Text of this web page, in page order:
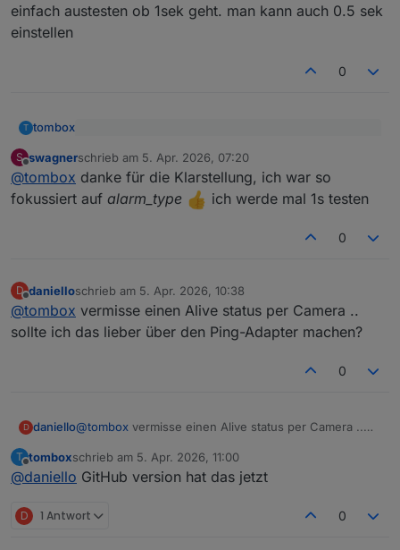
Welcher Wert ist die geringste Polltime ?
einfach austesten ob 1sek geht. man kann auch 0.5 sek
einstellen
0
T tombox
alarmInfo -> alarm_type
is die konfiguration des sirenen types deiner Kamera
hat nichts mit event alarm_typ zu tun
einfach austesten ob 1sek geht. man kann auch 0.5
S
Offline
swagnerschrieb am 5. Apr. 2026, 07:20
zuletzt editiert von
@tombox danke für die Klarstellung, ich war so
fokussiert auf alarm_type ich werde mal 1s testen
0
D
Offline
danielloschrieb am 5. Apr. 2026, 10:38
zuletzt editiert von
@tombox vermisse einen Alive status per Camera ..
sollte ich das lieber über den Ping-Adapter machen?
0
D daniello@tombox vermisse einen Alive status per Camera ..
T
Offline
tomboxschrieb am 5. Apr. 2026, 11:00
zuletzt editiert von
@daniello GitHub version hat das jetzt
D 1 Antwort 0